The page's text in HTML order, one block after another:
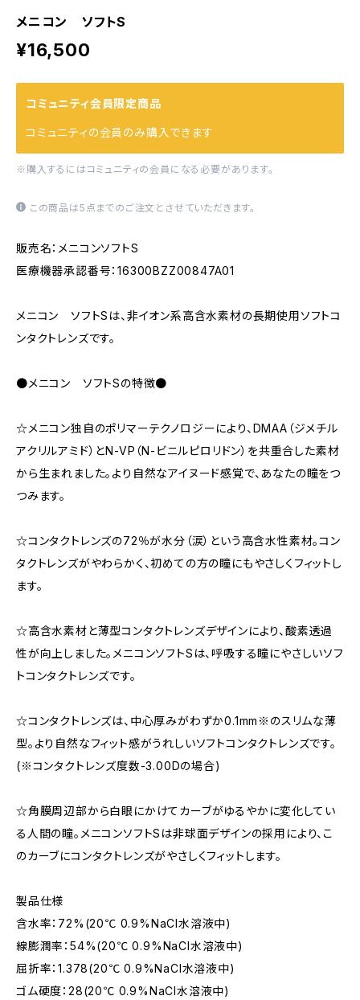
メニコン ソフトS
¥16,500
コミュニティ会員限定商品
コミュニティの会員のみ購入できます
※購入するにはコミュニティの会員になる必要があります。
この商品は5点までのご注文とさせていただきます。
販売名：メニコンソフトS
医療機器承認番号：16300BZZ00847A01
メニコン ソフトSは、非イオン系高含水素材の長期使用ソフトコ
ンタクトレンズです。
●メニコン ソフトSの特徴●
☆メニコン独自のポリマーテクノロジーにより、DMAA（ジメチル
アクリルアミド）とN-VP（N-ビニルピロリドン）を共重合した素材
から生まれました。より自然なアイヌード感覚で、あなたの瞳をつ
つみます。
☆コンタクトレンズの72％が水分（涙）という高含水性素材。コン
タクトレンズがやわらかく、初めての方の瞳にもやさしくフィットし
ます。
☆高含水素材と薄型コンタクトレンズデザインにより、酸素透過
性が向上しました。メニコンソフトSは、呼吸する瞳にやさしいソフ
トコンタクトレンズです。
☆コンタクトレンズは、中心厚みがわずか0.1mm※のスリムな薄
型。より自然なフィット感がうれしいソフトコンタクトレンズです。
(※コンタクトレンズ度数-3.00Dの場合)
☆角膜周辺部から白眼にかけてカーブがゆるやかに変化してい
る人間の瞳。メニコンソフトSは非球面デザインの採用により、こ
のカーブにコンタクトレンズがやさしくフィットします。
製品仕様
含水率：72%(20℃ 0.9%NaCl水溶液中)
線膨潤率：54%(20℃ 0.9%NaCl水溶液中)
屈折率：1.378(20℃ 0.9%NaCl水溶液中)
ゴム硬度：28(20℃ 0.9%NaCl水溶液中)